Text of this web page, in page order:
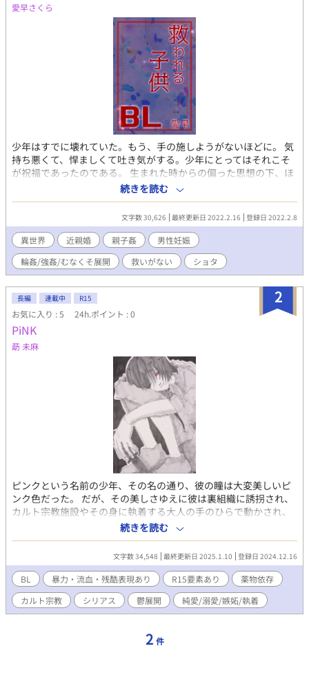
愛早さくら
少年はすでに壊れていた。もう、手の施しようがないほどに。 気
持ち悪くて、悍ましくて吐き気がする。少年にとってはそれこそ
が祝福であったのである。 生まれた時からの偏った思想の下、ほ
とんど洗脳に近いものを施され、実父から性的虐待を受けた上、
父親の妃にされ、子を産まされ、しかも父親以外からも蹂躙され
つくしたかわいそうな王子様の救いはいったいどこにあるのだろ
うっていう話。 徹頭徹尾主人公がかわいそうです。 もうこの子を
救うにはこれしかないかなって思った。ってのを書いてみようか
なと。 ・つまり「婚約破棄して欲しいとか言ってません！」のル
ピオダイル王子の半生とその後。 ・他の異世界話と同じ世界観 ・
男女関係なく子供が産める魔法とかある異世界が舞台 ・むなくそ
オブむなくその上色々だいぶひどい ・ほとんど輪姦と強姦しかな
い ・ハピエンとは言い難いです ・諸々全部大丈夫な方だけでよろ
しくお願い致します。
続きを読む
文字数 30,626 最終更新日 2022.2.16 登録日 2022.2.8
異世界 近親婚 親子姦
男性妊娠
輪姦/強姦/むなくそ展開
救いがない ショタ
2
長編 連載中 R15
お気に入り : 5 24h.ポイント : 0
PiNK
莇 未麻
ピンクという名前の少年、その名の通り、彼の瞳は大変美しいピ
ンク色だった。 だが、その美しさゆえに彼は裏組織に誘拐され、
カルト宗教施設やその身に執着する大人の手のひらで動かされ、
さらには殺しにまで手を染め、心身ともに無力感に囚われ、ただ
生きるだけの日々を過ごしていた。 彼が唯一心を通わせたのはユ
ウという監視役の青年だけだった。ユウはピンクを守りたいとい
う一心でその役を名乗り出たのだった。冷たい日々の中彼らの絆
は徐々に深まってゆく。 そんな中、ピンクと同名の詳細不明の薬
物『pink』を巡って宗教施設と裏組織が対立し、その混乱に乗じ
て２人はそんな救いがない状況からの逃避行を試みる。双方から
の追手が迫る中、2人は「最後の安息の部屋」に辿り着く。そこで
手な方がいる可能性がある内容が含まれます。 ・BL的な内容も含
続きを読む
文字数 34,548 最終更新日 2025.1.10 登録日 2024.12.16
BL 暴力・流血・残酷表現あり R15要素あり
薬物依存
カルト宗教
シリアス 鬱展開 純愛/溺愛/嫉妬/執着
2 件